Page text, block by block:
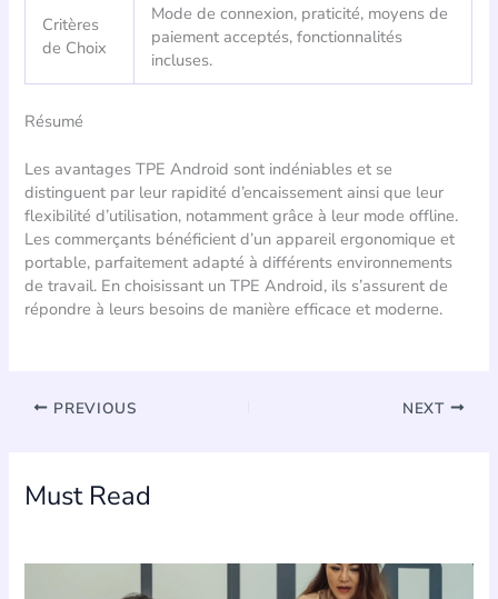
Critères
de Choix
Mode de connexion, praticité, moyens de
paiement acceptés, fonctionnalités
incluses.
Résumé
Les avantages TPE Android sont indéniables et se
distinguent par leur rapidité d’encaissement ainsi que leur
flexibilité d’utilisation, notamment grâce à leur mode offline.
Les commerçants bénéficient d’un appareil ergonomique et
portable, parfaitement adapté à différents environnements
de travail. En choisissant un TPE Android, ils s’assurent de
répondre à leurs besoins de manière efficace et moderne.
PREVIOUS NEXT
Must Read